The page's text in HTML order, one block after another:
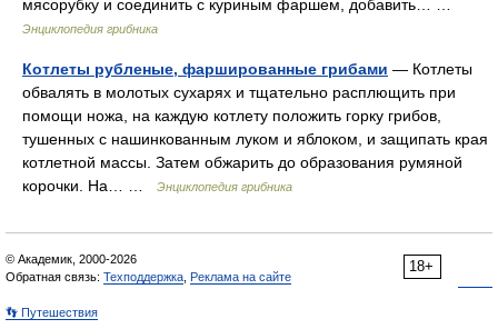
мясорубку и соединить с куриным фаршем, добавить… …
Энциклопедия грибника
Котлеты рубленые, фаршированные грибами — Котлеты
обвалять в молотых сухарях и тщательно расплющить при
помощи ножа, на каждую котлету положить горку грибов,
тушенных с нашинкованным луком и яблоком, и защипать края
котлетной массы. Затем обжарить до образования румяной
корочки. На… …
Энциклопедия грибника
18+
© Академик, 2000-2026
Обратная связь: Техподдержка Реклама на сайте
👣 Путешествия